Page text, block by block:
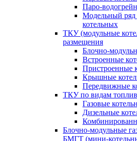
Паро-
Модельный ряд
котельных
ТКУ (модульные
размещения
Блочно-
Встроенные
Пристроенные
Крышные
Передвижные
ТКУ по видам
Газовые
Дизельные
Блочно-модульные
БМГТ (мини-